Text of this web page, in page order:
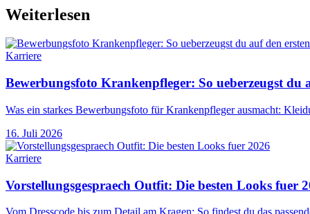
Weiterlesen
Karriere
Bewerbungsfoto Krankenpfleger: So ueberzeugst du
Was ein starkes Bewerbungsfoto für Krankenpfleger ausmacht:
16. Juli 2026
Karriere
Vorstellungsgespraech Outfit: Die besten Looks fuer